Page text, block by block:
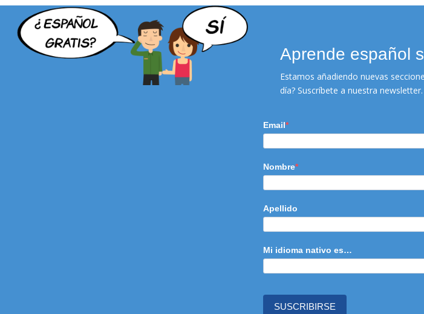
Aprende español
Estamos añadiendo nuevas
día? Suscríbete a nuestra
Email
Nombre
Apellido
Mi idioma nativo es…
SUSCRIBIRSE